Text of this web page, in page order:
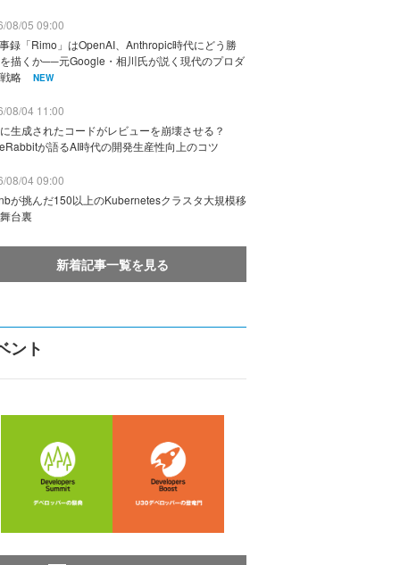
08/05 09:00
録「Rimo」はOpenAI、Anthropic時代にどう勝
描くか──元Google・相川氏が説く現代のプロダ
略
NEW
08/04 11:00
生成されたコードがレビューを崩壊させる？
が語るAI時代の開発生産性向上のコツ
08/04 09:00
が挑んだ150以上のKubernetesクラスタ大規模移
台裏
新着記事一覧を見る
ント